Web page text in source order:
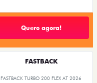
Quero agora!
FASTBACK
FASTBACK TURBO 200 FLEX AT 2026